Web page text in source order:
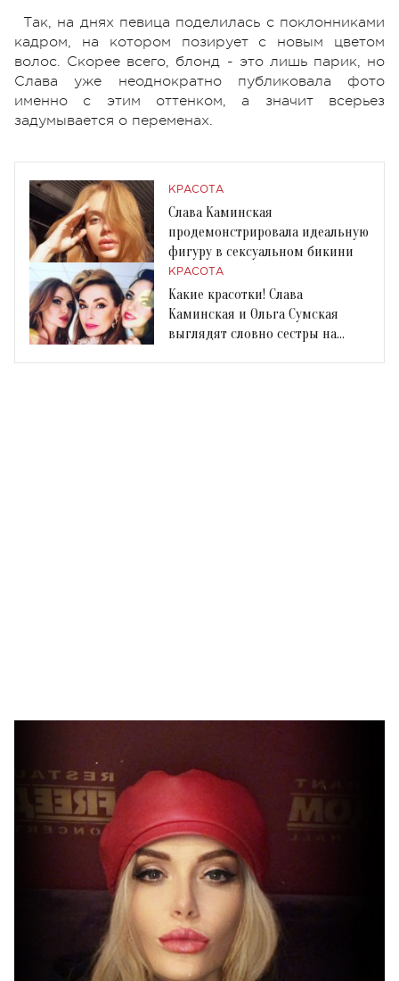
Так, на днях певица поделилась с поклонниками
кадром, на котором позирует с новым цветом
волос. Скорее всего, блонд - это лишь парик, но
Слава уже неоднократно публиковала фото
именно с этим оттенком, а значит всерьез
задумывается о переменах.
КРАСОТА
Слава Каминская
продемонстрировала идеальную
фигуру в сексуальном бикини
КРАСОТА
Какие красотки! Слава
Каминская и Ольга Сумская
выглядят словно сестры на